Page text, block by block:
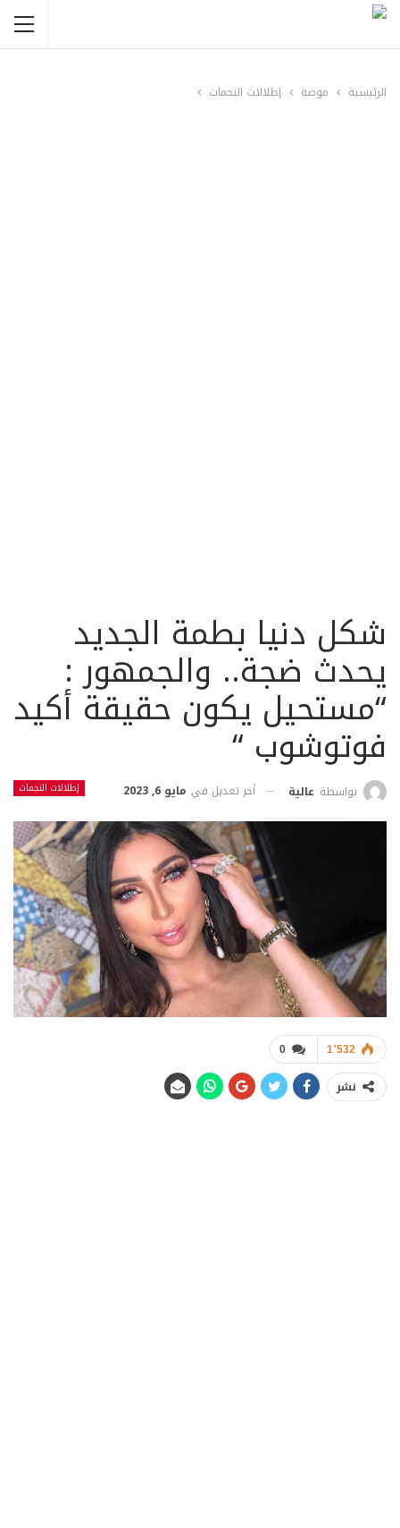
الرئيسية موضة إطلالات النجمات
شكل دنيا بطمة الجديد
يحدث ضجة.. والجمهور :
“مستحيل يكون حقيقة أكيد
فوتوشوب “
إطلالات النجمات بواسطة عالية أخر تعديل في مايو 6, 2023
0 1٬532
نشر